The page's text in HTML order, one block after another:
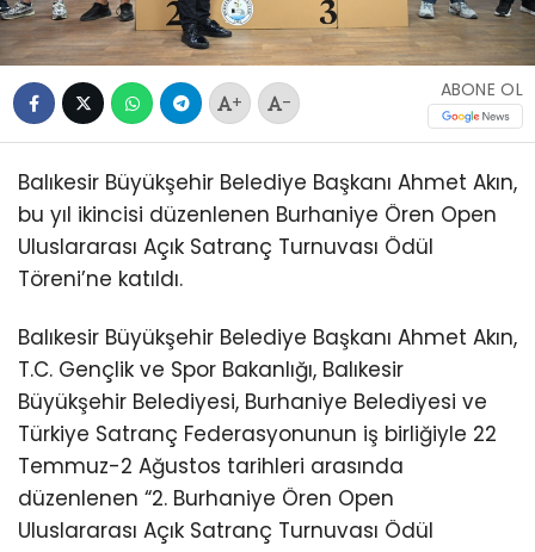
+ -
ABONE OL
Balıkesir Büyükşehir Belediye Başkanı Ahmet Akın,
bu yıl ikincisi düzenlenen Burhaniye Ören Open
Uluslararası Açık Satranç Turnuvası Ödül
Töreni’ne katıldı.
Balıkesir Büyükşehir Belediye Başkanı Ahmet Akın,
T.C. Gençlik ve Spor Bakanlığı, Balıkesir
Büyükşehir Belediyesi, Burhaniye Belediyesi ve
Türkiye Satranç Federasyonunun iş birliğiyle 22
Temmuz-2 Ağustos tarihleri arasında
düzenlenen “2. Burhaniye Ören Open
Uluslararası Açık Satranç Turnuvası Ödül